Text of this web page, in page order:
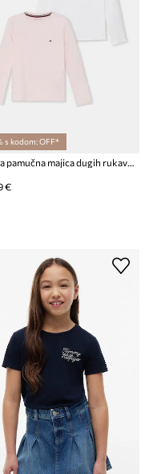
s kodom: OFF*
Dječja pamučna majica dugih rukava Tommy Hilfiger 2-pack
€